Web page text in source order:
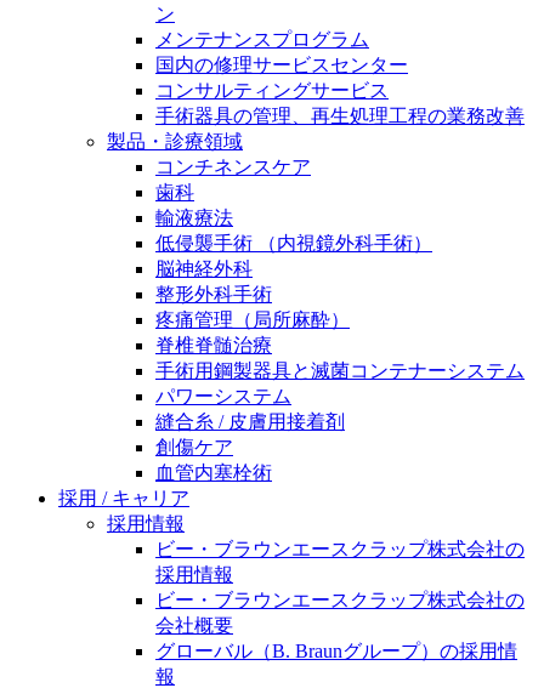
製品ポートフォリオ​
こちらの製品ポートフォリオからも、製品をお探しい
ただくことができます。
販売代理店さま向け情報​
身体の中で最も大きい関節である膝関節。日常の生活
を支える、その機能や特徴とは？傷めてしまった場合
には、どのような治療の選択肢があるのでしょう。
水頭症について
「水頭症」とはどのような疾患なのでしょう。成人に
多い水頭症と、小児に多い水頭症の特徴と症状、検査
や治療法など「水頭症」の概要を知っていただくこと
ができます。
採用情報
ビー・ブラウンエースクラッﾌﾟで新たな可能性を見つ
けませんか？現在募集中のポジションをご覧いただけ
ニューススペース
エースクラップアカデミー
医療に携わるあらゆる方々に、学びと情報共有の場を
提供していくことを目指します。
ン
メンテナンスプログラム
国内の修理サービスセンター
コンサルティングサービス
手術器具の管理、再生処理工程の業務改善
製品・診療領域
コンチネンスケア
歯科
輸液療法
低侵襲手術 （内視鏡外科手術）
脳神経外科
整形外科手術
疼痛管理（局所麻酔）
脊椎脊髄治療
手術用鋼製器具と滅菌コンテナーシステム
パワーシステム
縫合糸 / 皮膚用接着剤
創傷ケア
血管内塞栓術
採用 / キャリア
採用情報
ビー・ブラウンエースクラップ株式会社の
採用情報
ビー・ブラウンエースクラップ株式会社の
会社概要
グローバル（B. Braunグループ）の採用情
報